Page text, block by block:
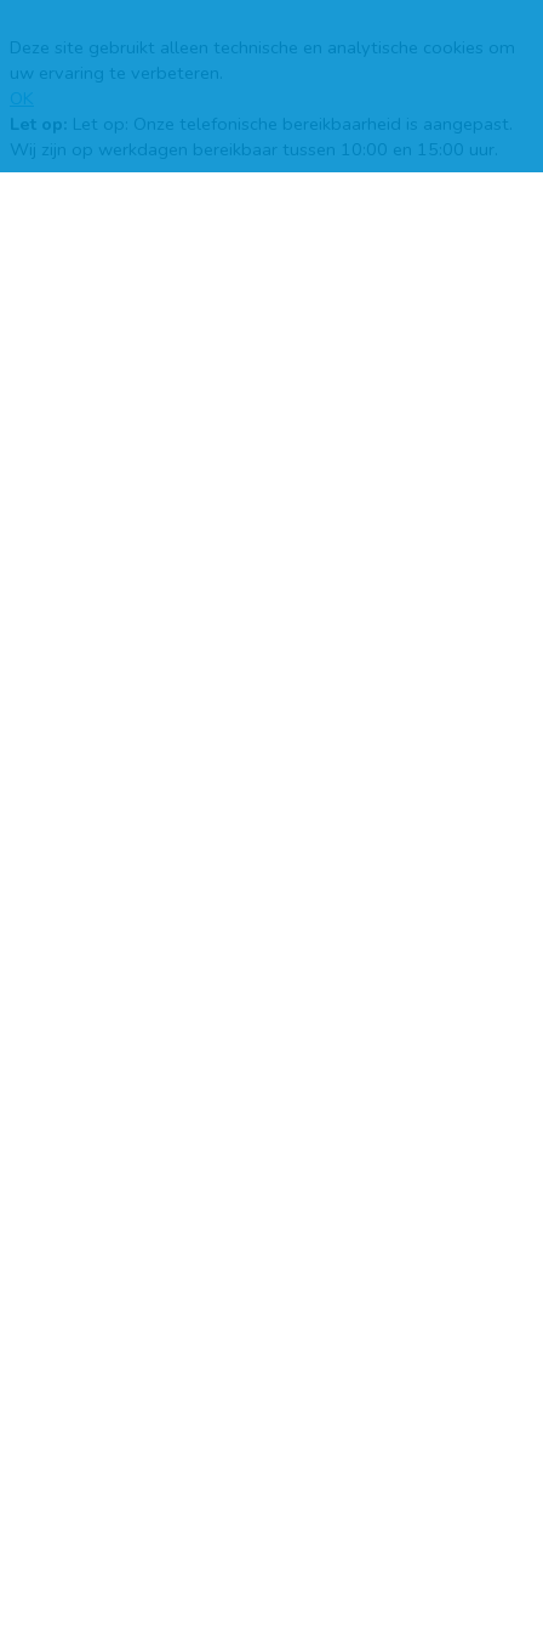
Deze site gebruikt alleen technische en analytische cookies om
uw ervaring te verbeteren.
OK
Let op: Let op: Onze telefonische bereikbaarheid is aangepast.
Wij zijn op werkdagen bereikbaar tussen 10:00 en 15:00 uur.